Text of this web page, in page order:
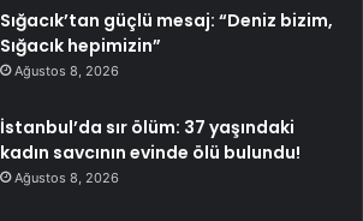
Sığacık’tan güçlü mesaj: “Deniz bizim,
Sığacık hepimizin”
Ağustos 8, 2026
İstanbul’da sır ölüm: 37 yaşındaki
kadın savcının evinde ölü bulundu!
Ağustos 8, 2026